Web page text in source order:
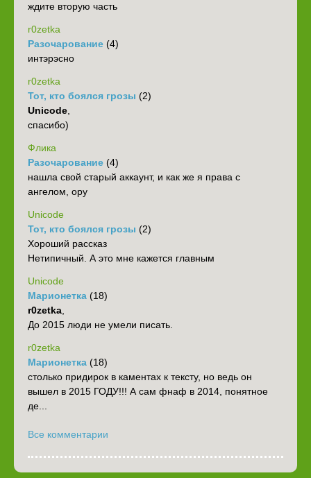
ждите вторую часть
r0zetka
Разочарование (4)
интэрэсно
r0zetka
Тот, кто боялся грозы (2)
Unicode,
спасибо)
Флика
Разочарование (4)
нашла свой старый аккаунт, и как же я права с
ангелом, ору
Unicode
Тот, кто боялся грозы (2)
Хороший рассказ
Нетипичный. А это мне кажется главным
Unicode
Марионетка (18)
r0zetka,
До 2015 люди не умели писать.
r0zetka
Марионетка (18)
столько придирок в каментах к тексту, но ведь он
вышел в 2015 ГОДУ!!! А сам фнаф в 2014, понятное
де...
Все комментарии